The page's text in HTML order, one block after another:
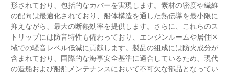
形されており、包括的なカバーを実現します。素材の密度や繊維
の配向は最適化されており、船体構造を通した熱伝導を最小限に
抑えながら、最大の断熱効率を提供します。さらに、これらのス
トリップには防音特性も備わっており、エンジンルームや居住区
域での騒音レベル低減に貢献します。製品の組成には防火成分が
含まれており、国際的な海事安全基準に適合しているため、現代
の造船および船舶メンテナンスにおいて不可欠な部品となってい